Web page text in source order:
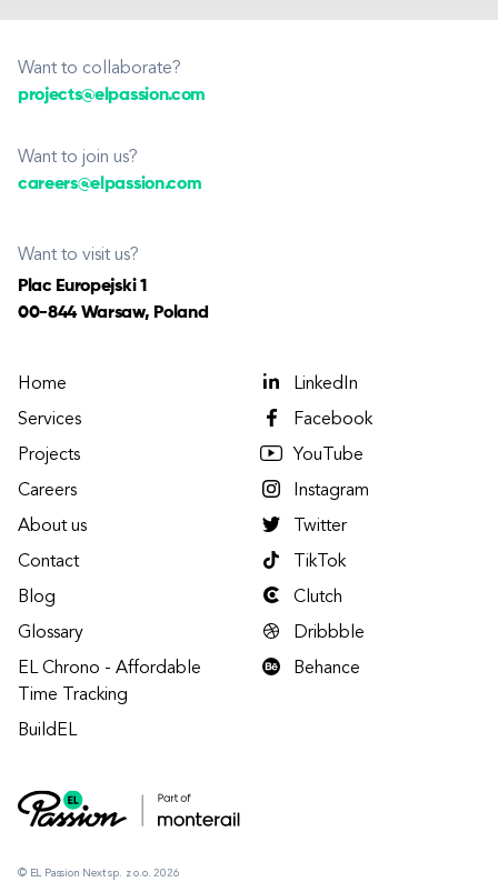
Want to collaborate?
projects@elpassion.com
Want to join us?
careers@elpassion.com
Want to visit us?
Plac Europejski 1
00-844 Warsaw, Poland
© EL Passion Next sp. z o.o. 2026
Home
Services
Projects
Careers
About us
Contact
Blog
Glossary
EL Chrono - Affordable
Time Tracking
BuildEL
LinkedIn
Facebook
YouTube
Instagram
Twitter
TikTok
Clutch
Dribbble
Behance